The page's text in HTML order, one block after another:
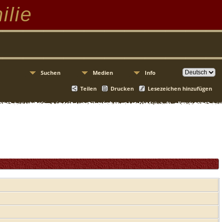
Suchen Medien Info
Teilen Drucken Lesezeichen hinzufügen